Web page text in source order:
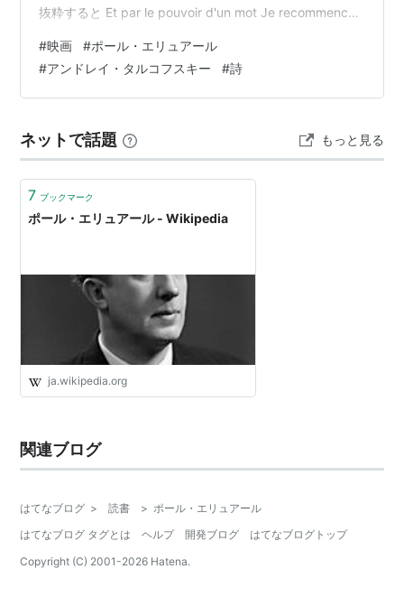
抜粋すると Et par le pouvoir d'un mot Je recommence
Liberté Paul Eluard :訳 そして、その言葉の力から また
僕は生きようとする 僕は生まれた、君を知るために 君の
名を記すために 自由よ ポール・エリュアール こちらは
#映画 #ポール・エリュアール
#アンドレイ・タルコフスキー #詩
ネットで話題 もっと見る
7 ブックマーク
ポール・エリュアール - Wikipedia
ja.wikipedia.org
関連ブログ
はてなブログ > 読書 > ポール・エリュアール
はてなブログ タグとは
ヘルプ 開発ブログ
はてなブログトップ
Copyright (C) 2001-2026 Hatena.